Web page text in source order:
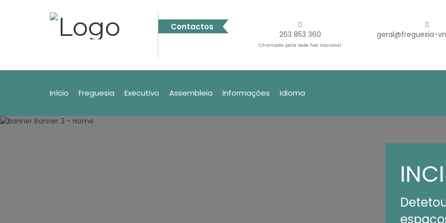
Contactos
263 853 360
Chamada para rede fixa nacional
geral@freguesia-
Início Freguesia Executivo Assembleia Informações Idioma